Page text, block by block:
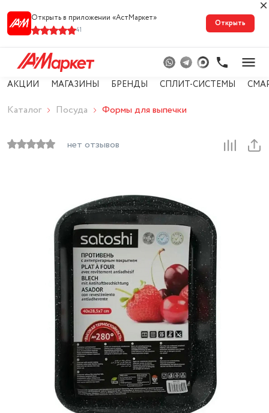
Открыть в приложении «АстМарке‪т‬»
41
Открыть
АКЦИИ МАГАЗИНЫ БРЕНДЫ СПЛИТ-СИСТЕМЫ
Каталог Посуда Формы для выпечки
нет отзывов